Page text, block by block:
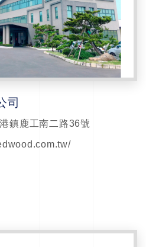
司
鎮鹿工南二路36號